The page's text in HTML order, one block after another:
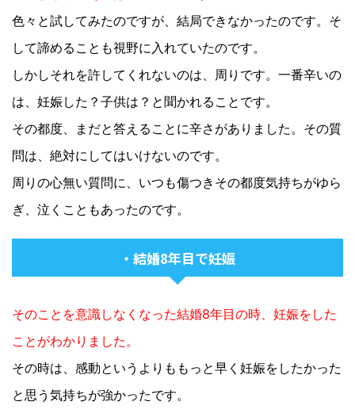
色々と試してみたのですが、結局できなかったのです。そ
して諦めることも視野に入れていたのです。
しかしそれを許してくれないのは、周りです。一番辛いの
は、妊娠した？子供は？と聞かれることです。
その都度、まだと答えることに辛さがありました。その質
問は、絶対にしてはいけないのです。
周りの心無い質問に、いつも傷つきその都度気持ちがゆら
ぎ、泣くこともあったのです。
・結婚8年目で妊娠
そのことを意識しなくなった結婚8年目の時、妊娠をした
ことがわかりました。
その時は、感動というよりももっと早く妊娠をしたかった
と思う気持ちが強かったです。